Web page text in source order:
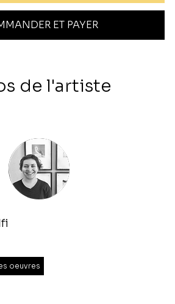
de l'artiste
oeuvres
ET PAYER